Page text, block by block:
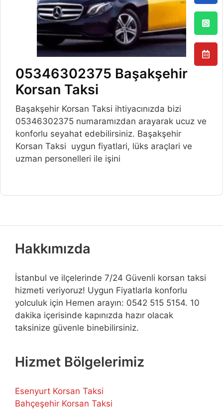
05346302375 Başakşehir
Korsan Taksi
Başakşehir Korsan Taksi ihtiyacınızda bizi
05346302375 numaramızdan arayarak ucuz ve
konforlu seyahat edebilirsiniz. Başakşehir
Korsan Taksi uygun fiyatlari, lüks araçlari ve
uzman personelleri ile işini
Hakkımızda
İstanbul ve ilçelerinde 7/24 Güvenli korsan taksi
hizmeti veriyoruz! Uygun Fiyatlarla konforlu
yolculuk için Hemen arayın: 0542 515 5154. 10
dakika içerisinde kapınızda hazır olacak
taksinize güvenle binebilirsiniz.
Hizmet Bölgelerimiz
Esenyurt Korsan Taksi
Bahçeşehir Korsan Taksi